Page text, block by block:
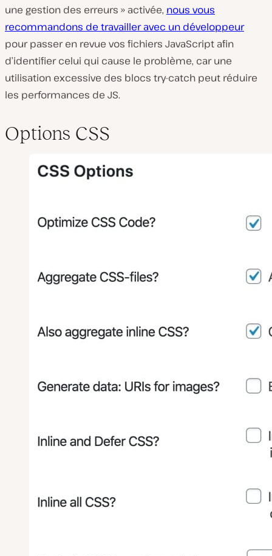
une gestion des erreurs » activée, nous vous
recommandons de travailler avec un développeur
pour passer en revue vos fichiers JavaScript afin
d’identifier celui qui cause le problème, car une
utilisation excessive des blocs try-catch peut réduire
les performances de JS.
Options CSS